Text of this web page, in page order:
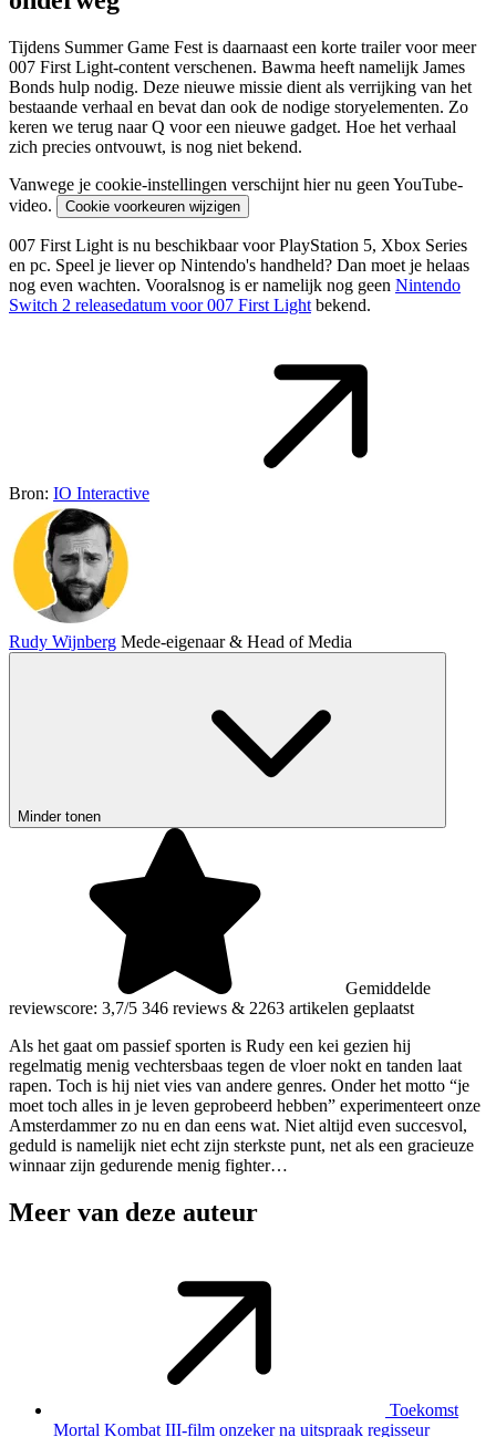
Tijdens Summer Game Fest is daarnaast een korte trailer voor meer
007 First Light-content verschenen. Bawma heeft namelijk James
Bonds hulp nodig. Deze nieuwe missie dient als verrijking van het
bestaande verhaal en bevat dan ook de nodige storyelementen. Zo
keren we terug naar Q voor een nieuwe gadget. Hoe het verhaal
zich precies ontvouwt, is nog niet bekend.
Vanwege je cookie-instellingen verschijnt hier nu geen YouTube-
video.
Cookie voorkeuren wijzigen
007 First Light is nu beschikbaar voor PlayStation 5, Xbox Series
en pc. Speel je liever op Nintendo's handheld? Dan moet je helaas
nog even wachten. Vooralsnog is er namelijk nog geen Nintendo
Switch 2 releasedatum voor 007 First Light bekend.
Bron: IO Interactive
Rudy Wijnberg Mede-eigenaar & Head of Media
Minder tonen
Gemiddelde
reviewscore: 3,7/5 346 reviews & 2263 artikelen geplaatst
Als het gaat om passief sporten is Rudy een kei gezien hij
regelmatig menig vechtersbaas tegen de vloer nokt en tanden laat
rapen. Toch is hij niet vies van andere genres. Onder het motto “je
moet toch alles in je leven geprobeerd hebben” experimenteert onze
Amsterdammer zo nu en dan eens wat. Niet altijd even succesvol,
geduld is namelijk niet echt zijn sterkste punt, net als een gracieuze
winnaar zijn gedurende menig fighter…
Meer van deze auteur
Toekomst
Mortal Kombat III-film onzeker na uitspraak regisseur